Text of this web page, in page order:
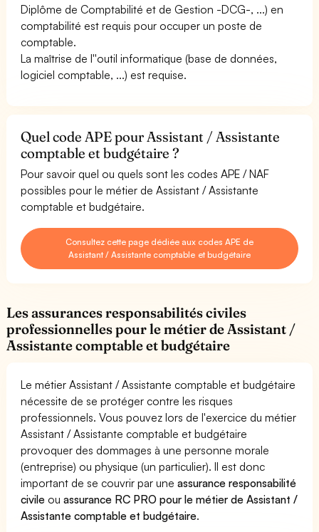
Diplôme de Comptabilité et de Gestion -DCG-, ...) en
comptabilité est requis pour occuper un poste de
comptable.
La maîtrise de l''outil informatique (base de données,
logiciel comptable, ...) est requise.
Quel code APE pour Assistant / Assistante
comptable et budgétaire ?
Pour savoir quel ou quels sont les codes APE / NAF
possibles pour le métier de Assistant / Assistante
comptable et budgétaire.
Consultez cette page dédiée aux codes APE de
Assistant / Assistante comptable et budgétaire
Les assurances responsabilités civiles
professionnelles pour le métier de Assistant /
Assistante comptable et budgétaire
Le métier Assistant / Assistante comptable et budgétaire
nécessite de se protéger contre les risques
professionnels. Vous pouvez lors de l'exercice du métier
Assistant / Assistante comptable et budgétaire
provoquer des dommages à une personne morale
(entreprise) ou physique (un particulier). Il est donc
important de se couvrir par uneassurance responsabilité
civile ouassurance RC PRO pour le métier de Assistant /
Assistante comptable et budgétaire.